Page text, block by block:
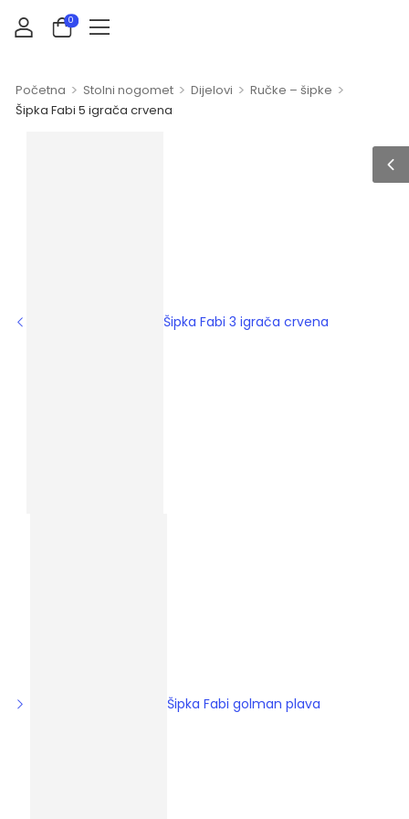
0
Početna > Stolni nogomet > Dijelovi > Ručke – šipke >
Šipka Fabi 5 igrača crvena
Šipka Fabi 3 igrača crvena
Šipka Fabi golman plava